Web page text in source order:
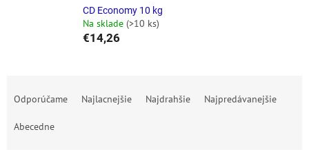
CD Economy 10 kg
Na sklade (>10 ks)
€14,26
Odporúčame Najlacnejšie Najdrahšie Najpredávanejšie
Abecedne